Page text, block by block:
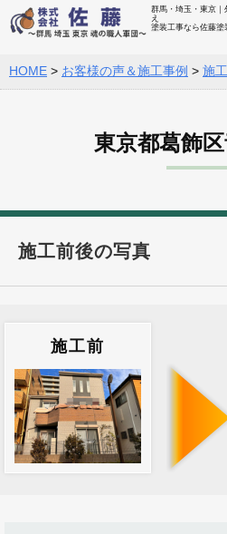
群馬・埼玉・東京｜
え
塗装工事なら佐藤塗
HOME > お客様の声＆施工事例 > 施
東京都葛飾
施工前後の写真
施工前